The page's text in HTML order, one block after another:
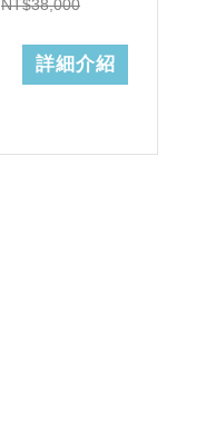
NT$38,000
詳細介紹